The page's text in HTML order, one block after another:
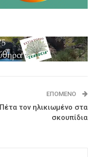
ΕΠΌΜΕΝΟ
Πέτα τον ηλικιωμένο στα
σκουπίδια